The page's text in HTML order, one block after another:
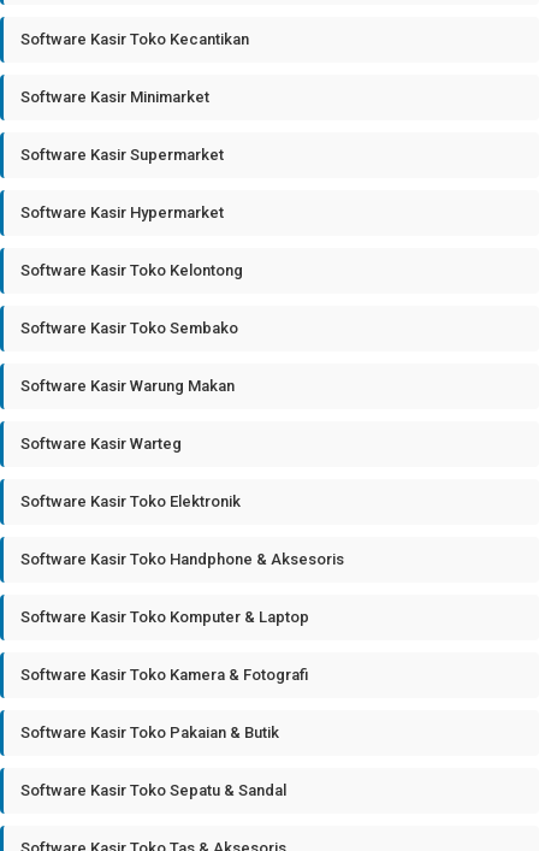
Software Kasir Toko Kecantikan
Software Kasir Minimarket
Software Kasir Supermarket
Software Kasir Hypermarket
Software Kasir Toko Kelontong
Software Kasir Toko Sembako
Software Kasir Warung Makan
Software Kasir Warteg
Software Kasir Toko Elektronik
Software Kasir Toko Handphone & Aksesoris
Software Kasir Toko Komputer & Laptop
Software Kasir Toko Kamera & Fotografi
Software Kasir Toko Pakaian & Butik
Software Kasir Toko Sepatu & Sandal